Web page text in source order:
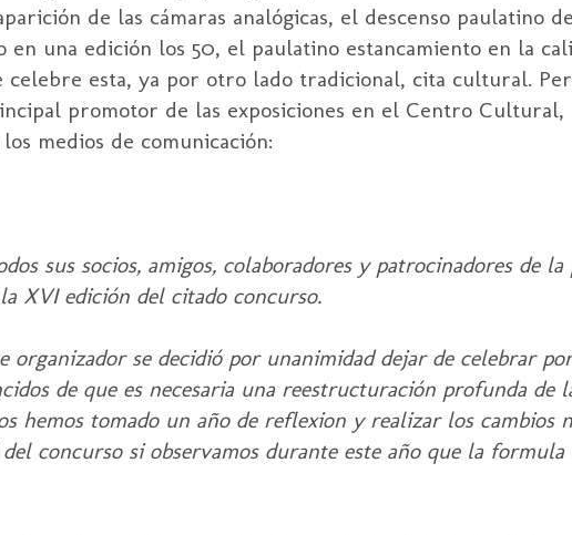
de las cámaras analógicas, el descenso paulatino
una edición los 50, el paulatino estancamiento en la
celebre esta, ya por otro lado tradicional, cita cultural.
promotor de las exposiciones en el Centro Cultural,
medios de comunicación:
sus socios, amigos, colaboradores y patrocinadores de la
XVI edición del citado concurso.
se decidió por unanimidad dejar de celebrar
de que es necesaria una reestructuración profunda de
hemos tomado un año de reflexion y realizar los cambios
concurso si observamos durante este año que la formula